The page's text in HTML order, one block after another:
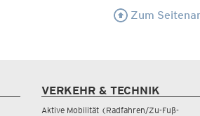
Zum
VERKEHR & TECHNIK
Aktive Mobilität (Radfahren/Zu-Fuß-